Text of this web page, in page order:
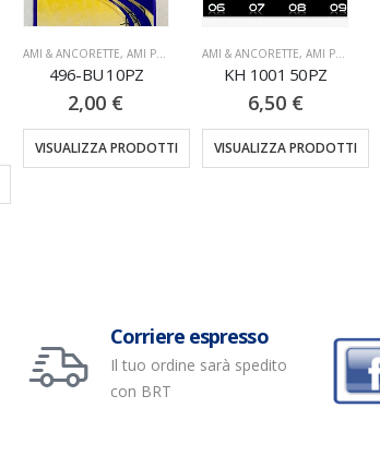
AMI & ANCORETTE, AMI PALETTA
496-BU 10PZ
2,00 €
VISUALIZZA PRODOTTI
AMI & ANCORETTE, AMI PALETTA
KH 1001 50PZ
6,50 €
VISUALIZZA PRODOTTI
Corriere espresso
Il tuo ordine sarà spedito
con BRT